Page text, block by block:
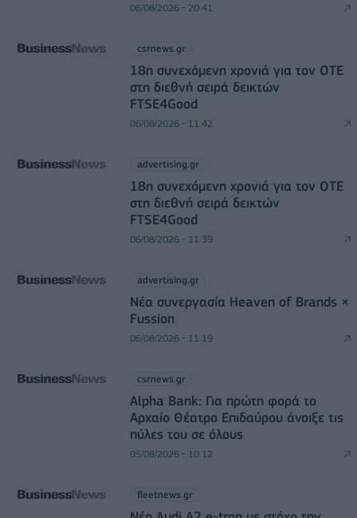
06/08/2026 - 20:41
csrnews.gr
18η συνεχόμενη χρονιά για τον ΟΤΕ
στη διεθνή σειρά δεικτών
FTSE4Good
06/08/2026 - 11:42
advertising.gr
18η συνεχόμενη χρονιά για τον ΟΤΕ
στη διεθνή σειρά δεικτών
FTSE4Good
06/08/2026 - 11:39
advertising.gr
Νέα συνεργασία Heaven of Brands ×
Fussion
06/08/2026 - 11:19
csrnews.gr
Alpha Bank: Για πρώτη φορά το
Αρχαίο Θέατρο Επιδαύρου άνοιξε τις
πύλες του σε όλους
05/08/2026 - 10:12
fleetnews.gr